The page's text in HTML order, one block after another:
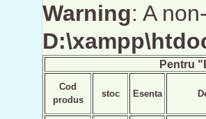
Warning: A
Pentru
Cod
produs
stoc Esenta